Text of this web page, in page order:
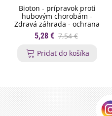
Bioton - prípravok proti
hubovým chorobám -
Zdravá záhrada - ochrana
rastlín - 200 ml
5,28 € 7,54 €
Pridať do košíka